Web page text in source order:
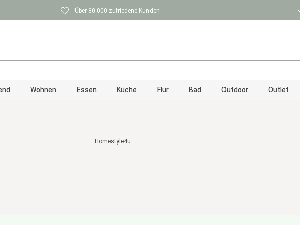
Über 80.000 zufriedene Kunden
Wohnen Essen Küche Flur Bad Outdoor Outlet
Homestyle4u